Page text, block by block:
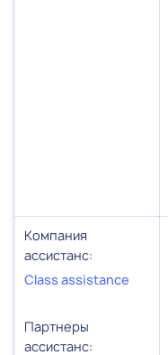
Компания
ассистанс:
Class assistance
Партнеры
ассистанс: